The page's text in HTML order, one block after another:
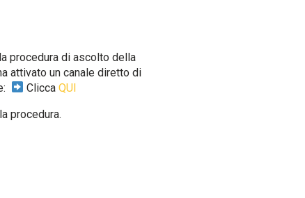
procedura di ascolto della
attivato un canale diretto di
CliccaQUI
procedura.